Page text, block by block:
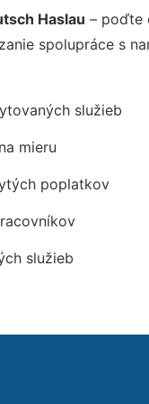
Haslau – poďte
spolupráce s
služieb
mieru
poplatkov
služieb